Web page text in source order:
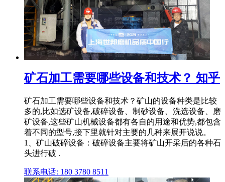
矿石加工需要哪些设备和技术？ 知乎
矿石加工需要哪些设备和技术？矿山的设备种类是比较
多的,比如选矿设备,破碎设备、制砂设备、洗选设备、磨
矿设备,这些矿山机械设备都有各自的用途和优势,都包含
着不同的型号,接下里就针对主要的几种来展开说说。
1、矿山破碎设备：破碎设备主要将矿山开采后的各种石
头进行破 .
联系电话: 180 3780 8511